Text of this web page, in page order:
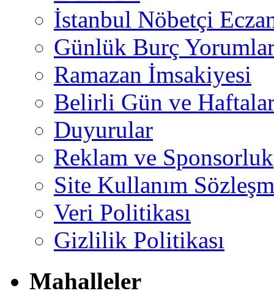
İstanbul Nöbetçi
Günlük Burç
Ramazan İmsakiyesi
Belirli Gün ve
Duyurular
Reklam ve Sponsorluk
Site Kullanım
Veri Politikası
Gizlilik Politikası
Mahalleler